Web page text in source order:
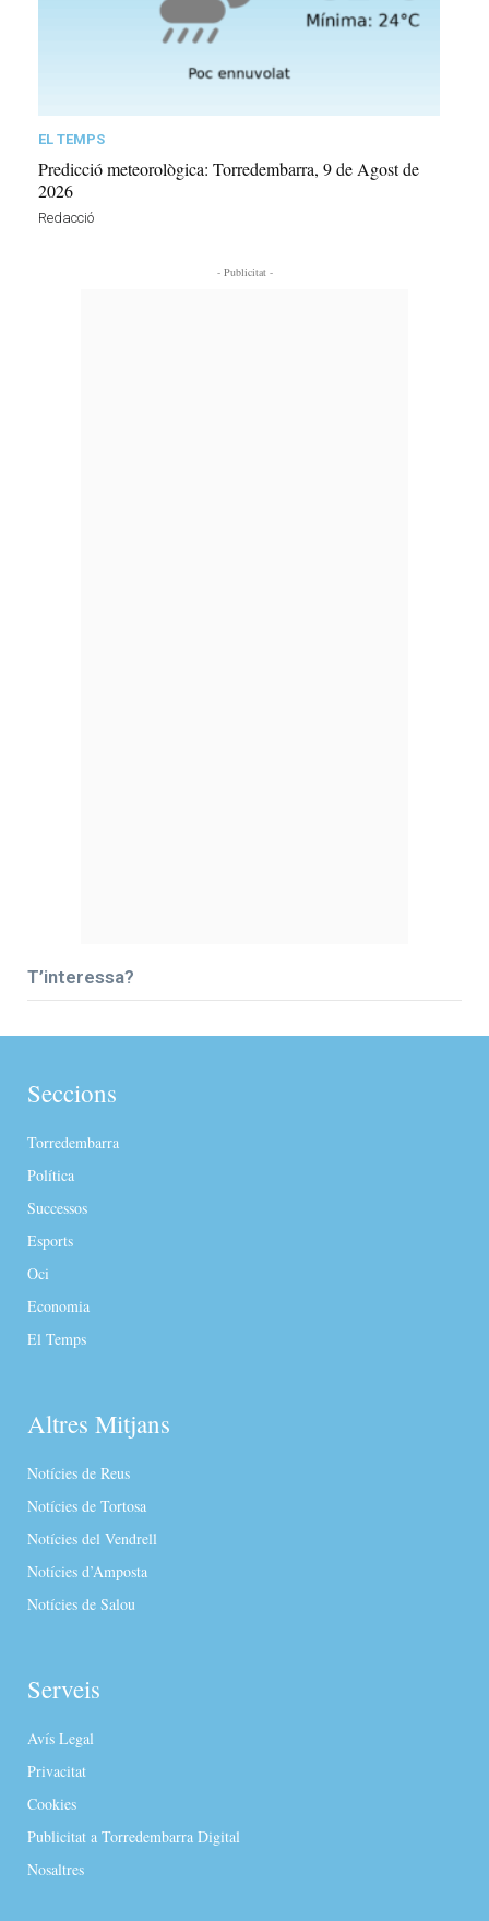
EL TEMPS
Predicció meteorològica: Torredembarra, 9 de Agost de
2026
Redacció
- Publicitat -
T’interessa?
Seccions
Torredembarra
Política
Successos
Esports
Oci
Economia
El Temps
Altres Mitjans
Notícies de Reus
Notícies de Tortosa
Notícies del Vendrell
Notícies d’Amposta
Notícies de Salou
Serveis
Avís Legal
Privacitat
Cookies
Publicitat a Torredembarra Digital
Nosaltres